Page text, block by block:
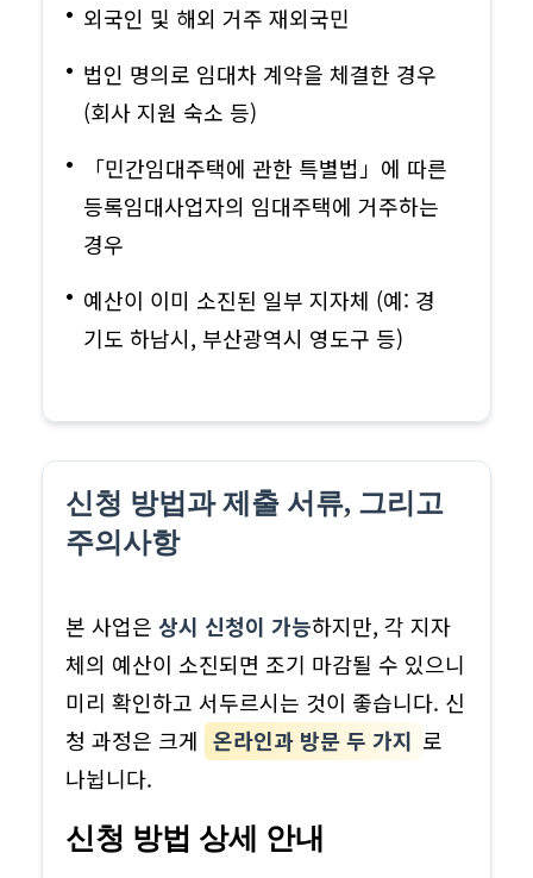
외국인 및 해외 거주 재외국민
법인 명의로 임대차 계약을 체결한 경우
(회사 지원 숙소 등)
「민간임대주택에 관한 특별법」에 따른
등록임대사업자의 임대주택에 거주하는
경우
예산이 이미 소진된 일부 지자체 (예: 경
기도 하남시, 부산광역시 영도구 등)
신청 방법과 제출 서류, 그리고
주의사항
본 사업은상시 신청이 가능하지만, 각 지자
체의 예산이 소진되면 조기 마감될 수 있으니
미리 확인하고 서두르시는 것이 좋습니다. 신
청 과정은 크게 온라인과 방문 두 가지 로
나뉩니다.
신청 방법 상세 안내